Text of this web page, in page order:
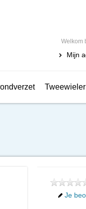
Welkom
Mijn
Tweewieler
Je